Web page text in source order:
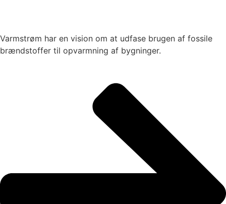
Varmstrøm har en vision om at udfase brugen af fossile
brændstoffer til opvarmning af bygninger.